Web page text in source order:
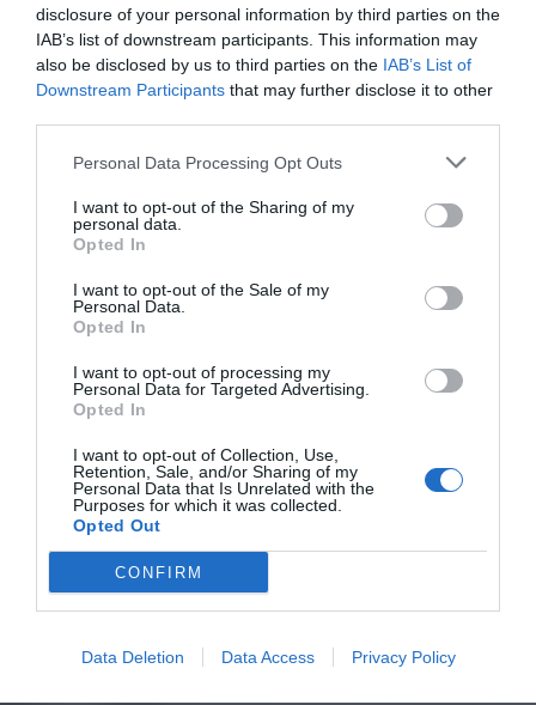
disclosure of your personal information by third parties on the
IAB’s list of downstream participants. This information may
also be disclosed by us to third parties on the IAB’s List of
Downstream Participants that may further disclose it to other
Personal Data Processing Opt Outs
I want to opt-out of the Sharing of my
personal data.
Opted In
I want to opt-out of the Sale of my
Personal Data.
Opted In
I want to opt-out of processing my
Personal Data for Targeted Advertising.
Opted In
I want to opt-out of Collection, Use,
Retention, Sale, and/or Sharing of my
Personal Data that Is Unrelated with the
Purposes for which it was collected.
Opted Out
CONFIRM
Data Deletion Data Access Privacy Policy